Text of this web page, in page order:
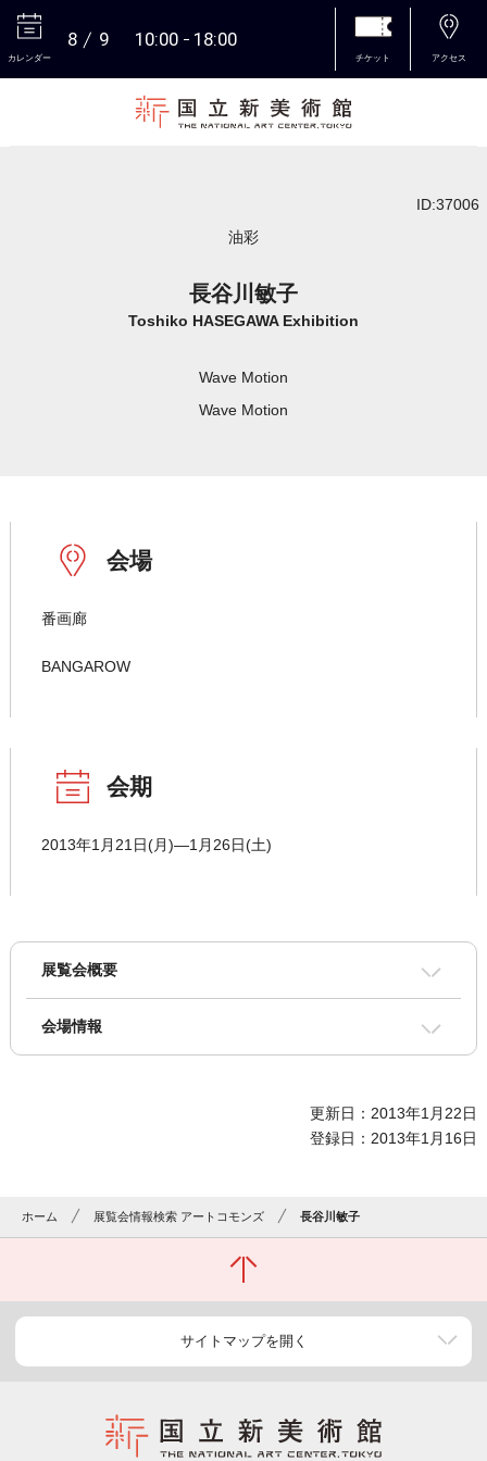
カレンダー
8 9 10:00 18:00
チケット アクセス
ID:37006
油彩
長谷川敏子
Toshiko HASEGAWA Exhibition
Wave Motion
Wave Motion
会場
番画廊
BANGAROW
会期
2013年1月21日(月)―1月26日(土)
展覧会概要
会場情報
更新日：2013年1月22日
登録日：2013年1月16日
ホーム 展覧会情報検索 アートコモンズ 長谷川敏子
サイトマップを開く